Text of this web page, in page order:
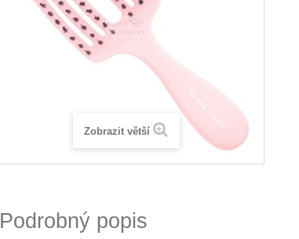
Zobrazit větší
Podrobný popis